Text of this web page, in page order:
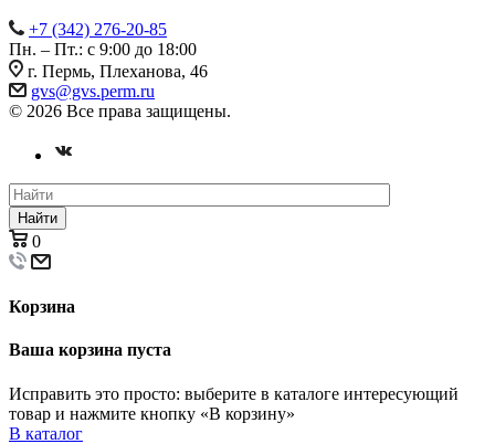
+7 (342) 276-20-85
Пн. – Пт.: с 9:00 до 18:00
г. Пермь, Плеханова, 46
gvs@gvs.perm.ru
© 2026 Все права защищены.
Найти
0
Корзина
Ваша корзина пуста
Исправить это просто: выберите в каталоге интересующий
товар и нажмите кнопку «В корзину»
В каталог